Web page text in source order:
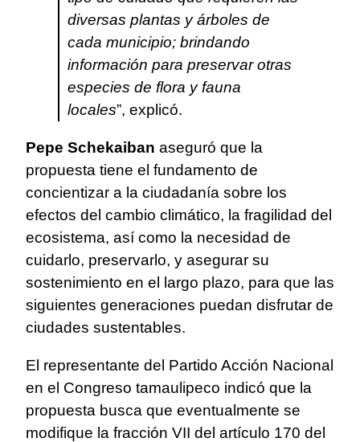
diversas plantas y árboles de
cada municipio; brindando
información para preservar otras
especies de flora y fauna
locales”, explicó.
Pepe Schekaiban aseguró que la
propuesta tiene el fundamento de
concientizar a la ciudadanía sobre los
efectos del cambio climático, la fragilidad del
ecosistema, así como la necesidad de
cuidarlo, preservarlo, y asegurar su
sostenimiento en el largo plazo, para que las
siguientes generaciones puedan disfrutar de
ciudades sustentables.
El representante del Partido Acción Nacional
en el Congreso tamaulipeco indicó que la
propuesta busca que eventualmente se
modifique la fracción VII del artículo 170 del